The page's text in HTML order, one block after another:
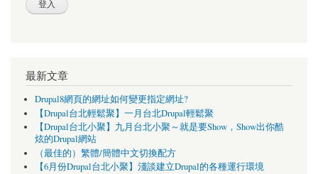
最新文章
Drupal8網頁的網址如何變更指定網址?
【Drupal台北輕鬆聚】一月台北Drupal輕鬆聚
【Drupal台北小聚】九月台北小聚～就是要Show，Show出你酷
炫的Drupal網站
（最佳的）繁體/簡體中文切換配方
【6月份Drupal台北小聚】淺談建立Drupal的各種運行環境